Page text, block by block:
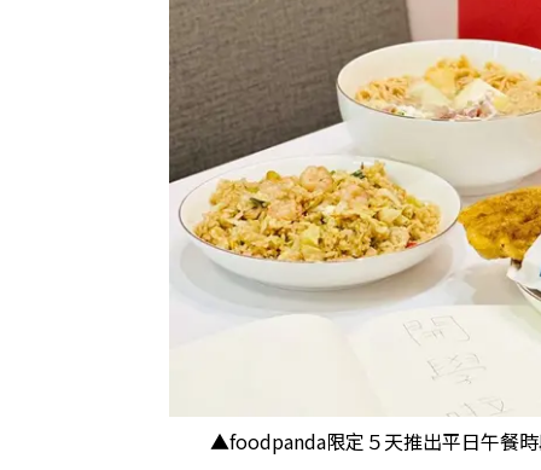
▲foodpanda限定５天推出平日午餐